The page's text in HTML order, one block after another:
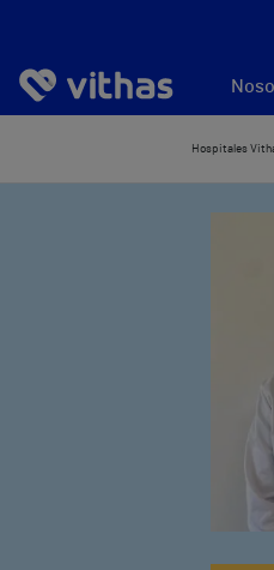
Hospitales